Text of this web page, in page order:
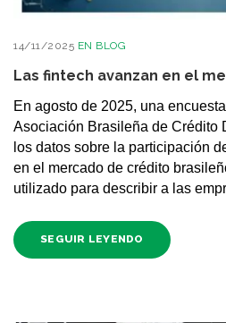
14/11/2025 EN BLOG
Las fintech avanzan en el
En agosto de 2025, una
Asociación Brasileña de Crédito
los datos sobre la participación
en el mercado de crédito
utilizado para describir a las
SEGUIR LEYENDO